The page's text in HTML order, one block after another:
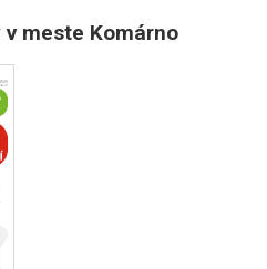
meste Komárno